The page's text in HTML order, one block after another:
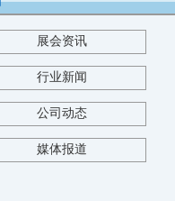
展会资讯
行业新闻
公司动态
媒体报道